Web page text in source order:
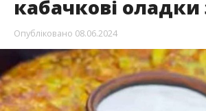
кабачкові оладки
Опубліковано 08.06.2024